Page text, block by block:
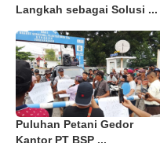
Langkah sebagai Solusi ...
Puluhan Petani Gedor
Kantor PT BSP ...